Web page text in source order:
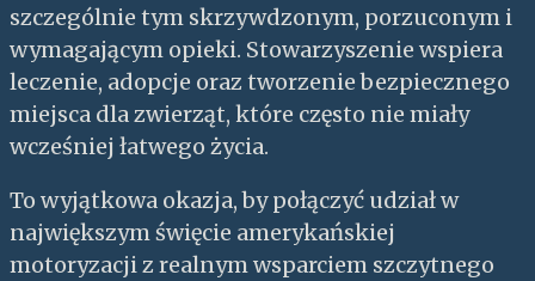
szczególnie tym skrzywdzonym, porzuconym i
wymagającym opieki. Stowarzyszenie wspiera
leczenie, adopcje oraz tworzenie bezpiecznego
miejsca dla zwierząt, które często nie miały
wcześniej łatwego życia.
To wyjątkowa okazja, by połączyć udział w
największym święcie amerykańskiej
motoryzacji z realnym wsparciem szczytnego